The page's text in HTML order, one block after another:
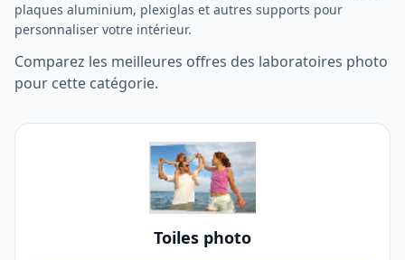
plaques aluminium, plexiglas et autres supports pour
personnaliser votre intérieur.
Comparez les meilleures offres des laboratoires photo
pour cette catégorie.
Toiles photo